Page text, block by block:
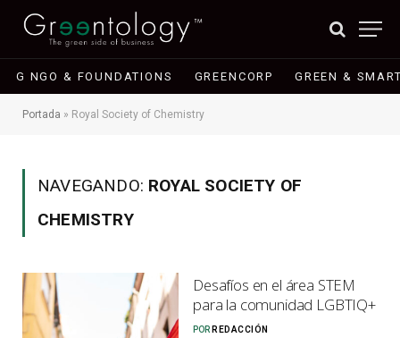
G NGO & FOUNDATIONS GREENCORP GREEN &
Portada » Royal Society of Chemistry
NAVEGANDO: ROYAL SOCIETY OF
CHEMISTRY
Desafíos en el área STEM
para la comunidad LGBTIQ+
POR REDACCIÓN